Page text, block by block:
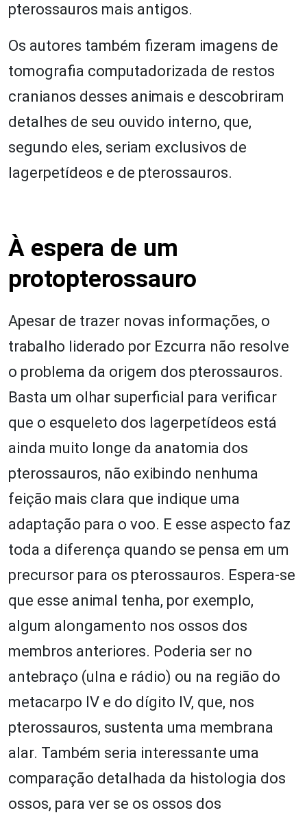
pterossauros mais antigos.
Os autores também fizeram imagens de
tomografia computadorizada de restos
cranianos desses animais e descobriram
detalhes de seu ouvido interno, que,
segundo eles, seriam exclusivos de
lagerpetídeos e de pterossauros.
À espera de um
protopterossauro
Apesar de trazer novas informações, o
trabalho liderado por Ezcurra não resolve
o problema da origem dos pterossauros.
Basta um olhar superficial para verificar
que o esqueleto dos lagerpetídeos está
ainda muito longe da anatomia dos
pterossauros, não exibindo nenhuma
feição mais clara que indique uma
adaptação para o voo. E esse aspecto faz
toda a diferença quando se pensa em um
precursor para os pterossauros. Espera-se
que esse animal tenha, por exemplo,
algum alongamento nos ossos dos
membros anteriores. Poderia ser no
antebraço (ulna e rádio) ou na região do
metacarpo IV e do dígito IV, que, nos
pterossauros, sustenta uma membrana
alar. Também seria interessante uma
comparação detalhada da histologia dos
ossos, para ver se os ossos dos